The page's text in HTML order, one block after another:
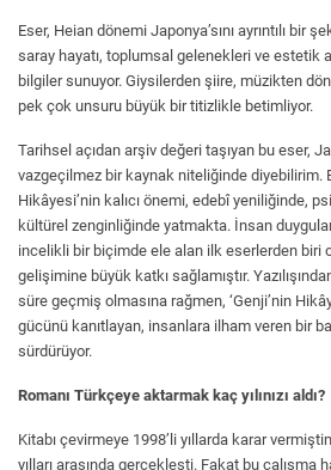
Eser, Heian dönemi Japonya’sını ayrıntılı bir
saray hayatı, toplumsal gelenekleri ve estetik
bilgiler sunuyor. Giysilerden şiire, müzikten
pek çok unsuru büyük bir titizlikle betimliyor.
Tarihsel açıdan arşiv değeri taşıyan bu eser,
vazgeçilmez bir kaynak niteliğinde diyebilirim.
Hikâyesi’nin kalıcı önemi, edebî yeniliğinde,
kültürel zenginliğinde yatmakta. İnsan
incelikli bir biçimde ele alan ilk eserlerden biri
gelişimine büyük katkı sağlamıştır.
süre geçmiş olmasına rağmen, ‘Genji’nin
gücünü kanıtlayan, insanlara ilham veren bir
sürdürüyor.
Romanı Türkçeye aktarmak kaç yılınızı aldı?
Kitabı çevirmeye 1998’li yıllarda karar
yılları arasında gerçekleşti. Fakat bu çalışma